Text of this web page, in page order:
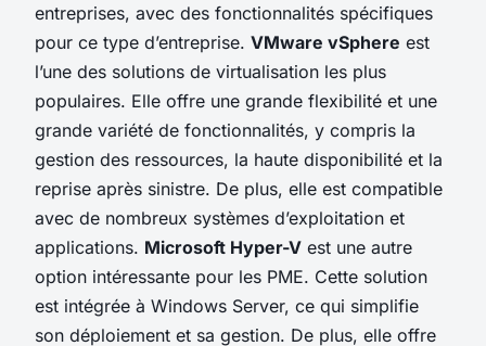
entreprises, avec des fonctionnalités spécifiques
pour ce type d’entreprise. VMware vSphere est
l’une des solutions de virtualisation les plus
populaires. Elle offre une grande flexibilité et une
grande variété de fonctionnalités, y compris la
gestion des ressources, la haute disponibilité et la
reprise après sinistre. De plus, elle est compatible
avec de nombreux systèmes d’exploitation et
applications. Microsoft Hyper-V est une autre
option intéressante pour les PME. Cette solution
est intégrée à Windows Server, ce qui simplifie
son déploiement et sa gestion. De plus, elle offre